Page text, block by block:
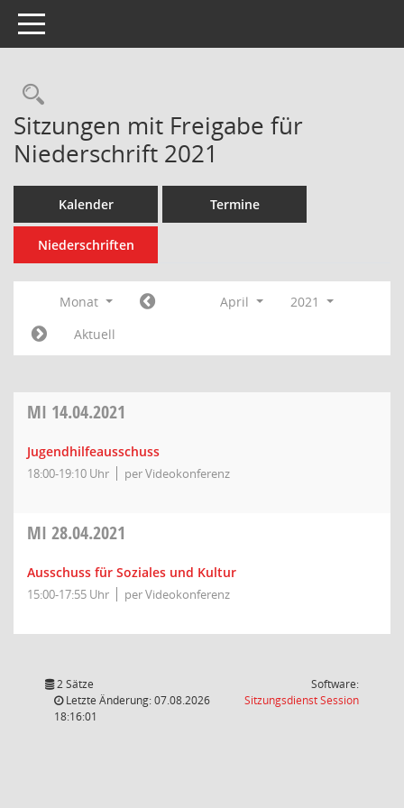
Toggle navigation
Rechercheauswahl
Sitzungen mit Freigabe für
Niederschrift 2021
Kalender Termine
Niederschriften
Monat April
2021
Aktuell
MI 14.04.2021
Jugendhilfeausschuss
18:00-19:10 Uhr per Videokonferenz
MI 28.04.2021
Ausschuss für Soziales und Kultur
15:00-17:55 Uhr per Videokonferenz
2 Sätze
Letzte Änderung: 07.08.2026
18:16:01
Software:
SitzungsdienstSession(Wird in